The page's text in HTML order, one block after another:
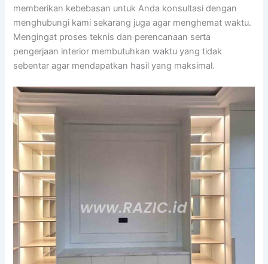
memberikan kebebasan untuk Anda konsultasi dengan
menghubungi kami sekarang juga agar menghemat waktu.
Mengingat proses teknis dan perencanaan serta
pengerjaan interior membutuhkan waktu yang tidak
sebentar agar mendapatkan hasil yang maksimal.